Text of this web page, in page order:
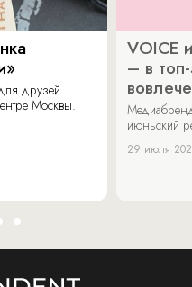
друзей
Москвы.
VOICE
– в
июньский
29 июля